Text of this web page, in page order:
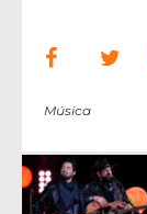
Música